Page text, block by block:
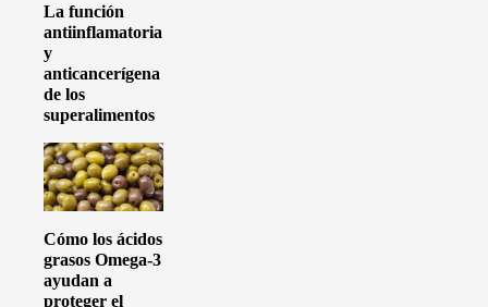
La función
antiinflamatoria
y
anticancerígena
de los
superalimentos
Cómo los ácidos
grasos Omega-3
ayudan a
proteger el